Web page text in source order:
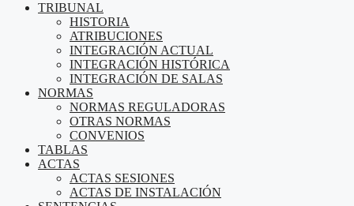
TRIBUNAL
HISTORIA
ATRIBUCIONES
INTEGRACIÓN ACTUAL
INTEGRACIÓN HISTÓRICA
INTEGRACIÓN DE SALAS
NORMAS
NORMAS REGULADORAS
OTRAS NORMAS
CONVENIOS
TABLAS
ACTAS
ACTAS SESIONES
ACTAS DE INSTALACIÓN